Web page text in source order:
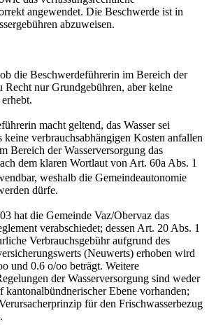
angewendet. Die Beschwerde ist in
abzuweisen.
die Beschwerdeführerin im Bereich der
Recht nur Grundgebühren, aber keine
macht geltend, das Wasser sei
keine verbrauchsabhängigen Kosten anfallen
Bereich der Wasserversorgung das
dem klaren Wortlaut von Art. 60a Abs. 1
weshalb die Gemeindeautonomie
dürfe.
hat die Gemeinde Vaz/Obervaz das
verabschiedet; dessen Art. 20 Abs. 1
Verbrauchsgebühr aufgrund des
(Neuwerts) erhoben wird
und 0.6 o/oo beträgt. Weitere
der Wasserversorgung sind weder
kantonalbündnerischer Ebene vorhanden;
für den Frischwasserbezug